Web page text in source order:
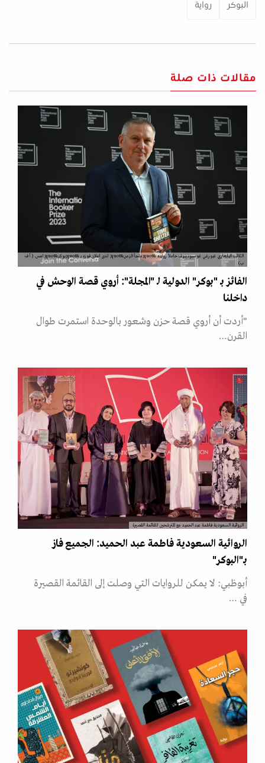
البوكر رواية
مقالات ذات صلة
الكاتب البلغاري غيورغي غوسبودينوف حاملاً روايته &quot;ملجأ الزمن&quot; لدى اعلان فوزه بـ &quot;بوكر&quot; امس. ( أ ف
ب)
الفائز بـ "بوكر" الدولية لـ "المجلة": أروي قصة الوحش في
داخلنا
"أردت أن أروي قصة حزن وشعور بالوحدة استمرت طوال
القرن…
الروائية السعودية فاطمة عبد الحميد مع المترشحين للقائمة القصيرة
الروائية السعودية فاطمة عبد الحميد: الجميع فاز
بـ"البوكر"
أبوظبي: لا يمكن للروايات التي وصلت إلى القائمة القصيرة
في …